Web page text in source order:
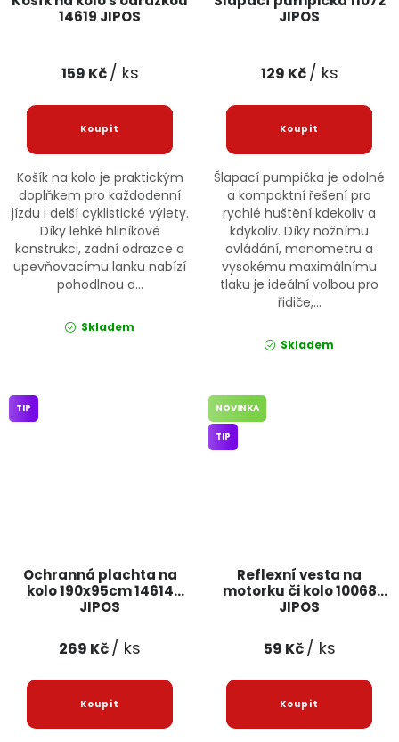
14619 JIPOS
159 Kč/ ks
Košík na kolo je praktickým
doplňkem pro každodenní
jízdu i delší cyklistické výlety.
Díky lehké hliníkové
konstrukci, zadní odrazce a
upevňovacímu lanku nabízí
pohodlnou a...
Skladem
JIPOS
129 Kč/ ks
Šlapací pumpička je odolné
a kompaktní řešení pro
rychlé huštění kdekoliv a
kdykoliv. Díky nožnímu
ovládání, manometru a
vysokému maximálnímu
tlaku je ideální volbou pro
řidiče,...
Skladem
Ochranná plachta na
kolo 190x95cm 14614
JIPOS
TIP
269 Kč/ ks
Reflexní vesta na
motorku či kolo 10068
JIPOS
NOVINKA
TIP
59 Kč/ ks